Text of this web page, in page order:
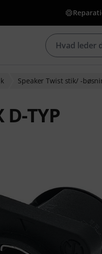
Speaker Twist stik/ -
TYP
kundebedømmelser